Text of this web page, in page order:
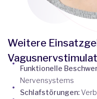
Weitere
Funktionelle
Nervensystems
Schlafstörungen: